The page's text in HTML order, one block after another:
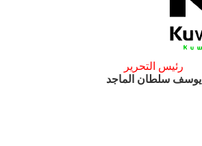
رئيس التحرير
يوسف سلطان الماجد